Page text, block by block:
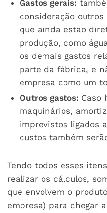
Gastos gerais:
consideração outros
que ainda estão
produção, como
os demais gastos
parte da fábrica, e
empresa como um
Outros gastos: Caso
maquinários,
imprevistos ligados
custos também
Tendo todos esses
realizar os cálculos,
que envolvem o
empresa) para chegar